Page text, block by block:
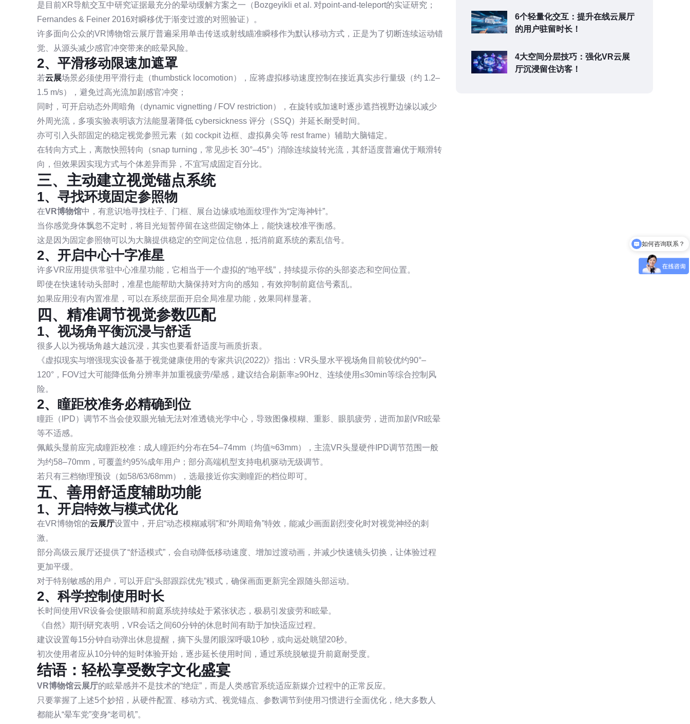
是目前XR导航交互中研究证据最充分的晕动缓解方案之一（Bozgeyikli et al. 对point-and-teleport的实证研究；
Fernandes & Feiner 2016对瞬移优于渐变过渡的对照验证）。
许多面向公众的VR博物馆云展厅普遍采用单击传送或射线瞄准瞬移作为默认移动方式，正是为了切断连续运动错
觉、从源头减少感官冲突带来的眩晕风险。
2、平滑移动限速加遮罩
若云展场景必须使用平滑行走（thumbstick locomotion），应将虚拟移动速度控制在接近真实步行量级（约 1.2–
1.5 m/s），避免过高光流加剧感官冲突；
同时，可开启动态外周暗角（dynamic vignetting / FOV restriction），在旋转或加速时逐步遮挡视野边缘以减少
外周光流，多项实验表明该方法能显著降低 cybersickness 评分（SSQ）并延长耐受时间。
亦可引入头部固定的稳定视觉参照元素（如 cockpit 边框、虚拟鼻尖等 rest frame）辅助大脑锚定。
在转向方式上，离散快照转向（snap turning，常见步长 30°–45°）消除连续旋转光流，其舒适度普遍优于顺滑转
向，但效果因实现方式与个体差异而异，不宜写成固定百分比。
三、主动建立视觉锚点系统
1、寻找环境固定参照物
在VR博物馆中，有意识地寻找柱子、门框、展台边缘或地面纹理作为“定海神针”。
当你感觉身体飘忽不定时，将目光短暂停留在这些固定物体上，能快速校准平衡感。
这是因为固定参照物可以为大脑提供稳定的空间定位信息，抵消前庭系统的紊乱信号。
2、开启中心十字准星
许多VR应用提供常驻中心准星功能，它相当于一个虚拟的“地平线”，持续提示你的头部姿态和空间位置。
即使在快速转动头部时，准星也能帮助大脑保持对方向的感知，有效抑制前庭信号紊乱。
如果应用没有内置准星，可以在系统层面开启全局准星功能，效果同样显著。
四、精准调节视觉参数匹配
1、视场角平衡沉浸与舒适
很多人以为视场角越大越沉浸，其实也要看舒适度与画质折衷。
《虚拟现实与增强现实设备基于视觉健康使用的专家共识(2022)》指出：VR头显水平视场角目前较优约90°–
120°，FOV过大可能降低角分辨率并加重视疲劳/晕感，建议结合刷新率≥90Hz、连续使用≤30min等综合控制风
险。
2、瞳距校准务必精确到位
瞳距（IPD）调节不当会使双眼光轴无法对准透镜光学中心，导致图像模糊、重影、眼肌疲劳，进而加剧VR眩晕
等不适感。
佩戴头显前应完成瞳距校准：成人瞳距约分布在54–74mm（均值≈63mm），主流VR头显硬件IPD调节范围一般
为约58–70mm，可覆盖约95%成年用户；部分高端机型支持电机驱动无级调节。
若只有三档物理预设（如58/63/68mm），选最接近你实测瞳距的档位即可。
五、善用舒适度辅助功能
1、开启特效与模式优化
在VR博物馆的云展厅设置中，开启“动态模糊减弱”和“外周暗角”特效，能减少画面剧烈变化时对视觉神经的刺
激。
部分高级云展厅还提供了“舒适模式”，会自动降低移动速度、增加过渡动画，并减少快速镜头切换，让体验过程
更加平缓。
对于特别敏感的用户，可以开启“头部跟踪优先”模式，确保画面更新完全跟随头部运动。
2、科学控制使用时长
长时间使用VR设备会使眼睛和前庭系统持续处于紧张状态，极易引发疲劳和眩晕。
《自然》期刊研究表明，VR会话之间60分钟的休息时间有助于加快适应过程。
建议设置每15分钟自动弹出休息提醒，摘下头显闭眼深呼吸10秒，或向远处眺望20秒。
初次使用者应从10分钟的短时体验开始，逐步延长使用时间，通过系统脱敏提升前庭耐受度。
结语：轻松享受数字文化盛宴
VR博物馆云展厅的眩晕感并不是技术的“绝症”，而是人类感官系统适应新媒介过程中的正常反应。
只要掌握了上述5个妙招，从硬件配置、移动方式、视觉锚点、参数调节到使用习惯进行全面优化，绝大多数人
都能从“晕车党”变身“老司机”。
6个轻量化交互：提升在线云展厅
的用户驻留时长！
4大空间分层技巧：强化VR云展
厅沉浸留住访客！
可以介绍下你们的产品么